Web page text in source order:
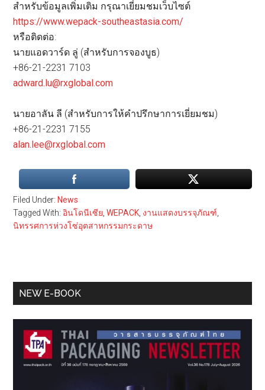
สำหรับข้อมูลเพิ่มเติม กรุณาเยี่ยมชมเว็บไซต์
https://www.wepack-southeastasia.com/
หรือติดต่อ:
นายแอดวาร์ด ลู่ (สำหรับการจองบูธ)
+86-21-2231 7103
adward.lu@rxglobal.com
นายอาลัน ลี (สำหรับการให้คำปรึกษาการเยี่ยมชม)
+86-21-2231 7155
alan.lee@rxglobal.com
Filed Under: News
Tagged With:อินโดนีเซีย ,WEPACK งานแสดงบรรจุภัณฑ์
นิทรรศการห่วงโซ่อุตสาหกรรมกระดาษ
Primary
NEW E-BOOK